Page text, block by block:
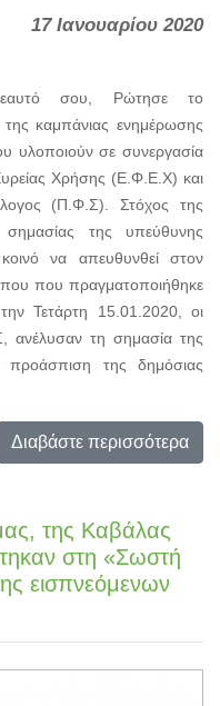
17 Ιανουαρίου 2020
εαυτό σου, Ρώτησε το
καμπάνιας ενημέρωσης
υλοποιούν σε συνεργασία
Χρήσης (Ε.Φ.Ε.Χ) και
(Π.Φ.Σ). Στόχος της
σημασίας της υπεύθυνης
να απευθυνθεί στον
που πραγματοποιήθηκε
Τετάρτη 15.01.2020, οι
τη σημασία της
προάσπιση της δημόσιας
Διαβάστε περισσότερα
της Καβάλας
στη «Σωστή
εισπνεόμενων